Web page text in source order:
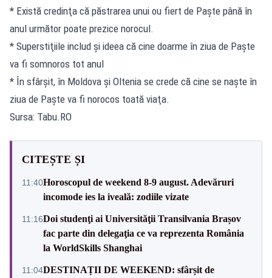
* Există credinţa că păstrarea unui ou fiert de Paşte până în
anul următor poate prezice norocul.
* Superstiţiile includ şi ideea că cine doarme în ziua de Paşte
va fi somnoros tot anul
* În sfârşit, în Moldova şi Oltenia se crede că cine se naşte în
ziua de Paşte va fi norocos toată viaţa.
Sursa: Tabu.RO
CITEȘTE ȘI
11:40Horoscopul de weekend 8-9 august. Adevăruri
incomode ies la iveală: zodiile vizate
11:16Doi studenţi ai Universităţii Transilvania Brașov
fac parte din delegaţia ce va reprezenta România
la WorldSkills Shanghai
11:04DESTINAȚII DE WEEKEND: sfârșit de